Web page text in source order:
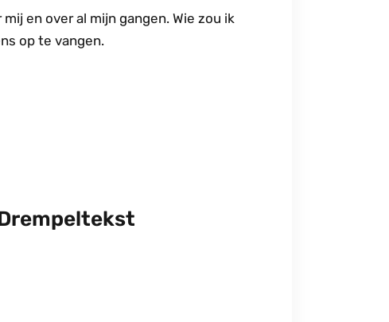
en over al mijn gangen. Wie zou ik
op te vangen.